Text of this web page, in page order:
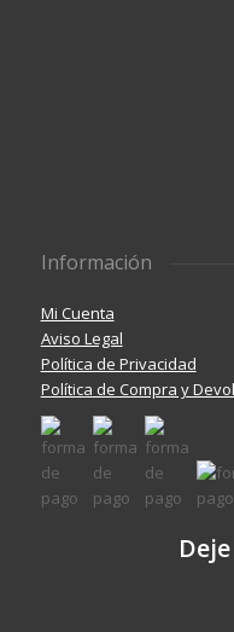
Información
Mi Cuenta
Aviso Legal
Política de Privacidad
Política de Compra y